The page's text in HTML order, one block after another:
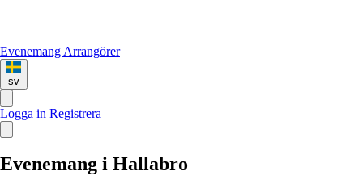
Evenemang Arrangörer
sv
Logga in Registrera
Evenemang i Hallabro